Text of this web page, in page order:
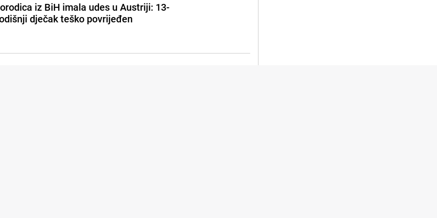
iz BiH imala udes u Austriji: 13-
dječak teško povrijeđen